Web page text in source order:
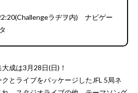
ラヂヲ内) ナビゲー
成は3月28日(日)！
とライブをパッケージしたJFL 5局ネ